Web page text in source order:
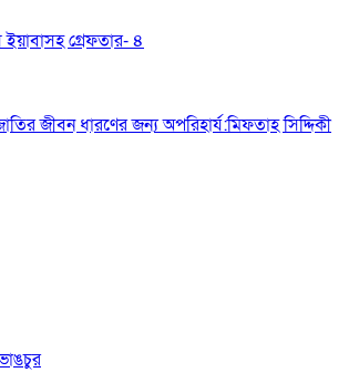
গ্রেফতার- ৪
জীবন ধারণের জন্য অপরিহার্য:মিফতাহ সিদ্দিকী